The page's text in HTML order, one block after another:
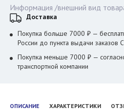
ОПИСАНИЕ ХАРАКТЕРИСТИКИ
Информация /внешний вид
Доставка
Покупка больше 7000 ₽ —
России до пункта выдачи заказов
Покупка меньше 7000 ₽ —
транспортной компании